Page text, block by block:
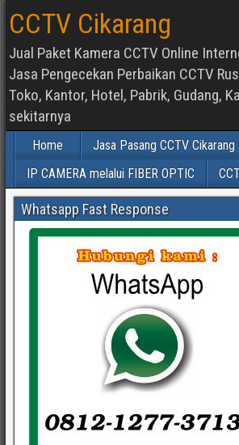
CCTV Cikarang
Jual Paket Kamera CCTV Online
Jasa Pengecekan Perbaikan CCTV
Toko, Kantor, Hotel, Pabrik, Gudang,
sekitarnya
Home Jasa Pasang CCTV Cikarang
IP CAMERA melalui FIBER OPTIC
Whatsapp Fast Response